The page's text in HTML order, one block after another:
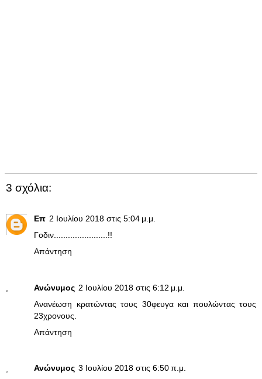
3 σχόλια:
Επ 2 Ιουλίου 2018 στις 5:04 μ.μ.
Γοδιν.......................!!
Απάντηση
Ανώνυμος 2 Ιουλίου 2018 στις 6:12 μ.μ.
Ανανέωση κρατώντας τους 30φευγα και πουλώντας τους
23χρονους.
Απάντηση
Ανώνυμος 3 Ιουλίου 2018 στις 6:50 π.μ.